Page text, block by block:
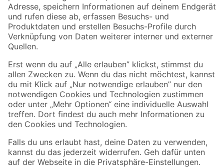
Zahlungsarten Versandarten
Sicher einkaufen
Jetzt die toom-App herunterladen
Alle Preisangaben in EUR inkl. gesetzl. MwSt.. Die dargestellten Angebote sind unter
Umständen nicht in allen Märkten verfügbar. Die angegebenen Verfügbarkeiten beziehen